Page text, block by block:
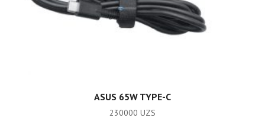
ADD TO CART
ASUS 65W TYPE-C
230000 UZS